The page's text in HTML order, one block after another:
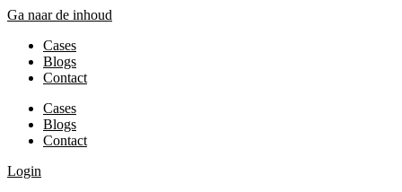
Ga naar de inhoud
Cases
Blogs
Contact
Cases
Blogs
Contact
Login